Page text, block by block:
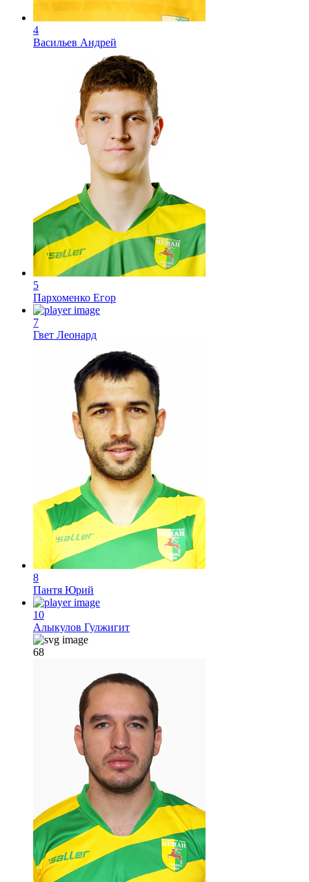
4
Васильев Андрей
5
Пархоменко Егор
7
Гвет Леонард
8
Пантя Юрий
10
Алыкулов Гулжигит
68